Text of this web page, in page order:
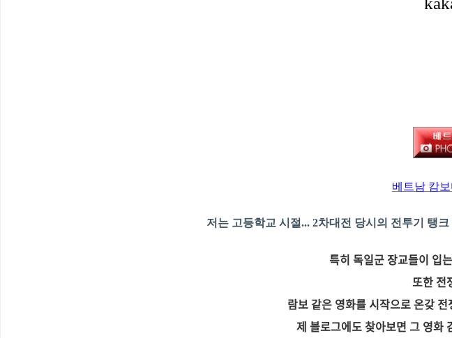
베트남 캄
저는 고등학교 시절... 2차대전 당시의 전투기 탱
특히 독일군 장교들이 입
또한 전
람보 같은 영화를 시작으로 온갖
제 블로그에도 찾아보면 그 영화